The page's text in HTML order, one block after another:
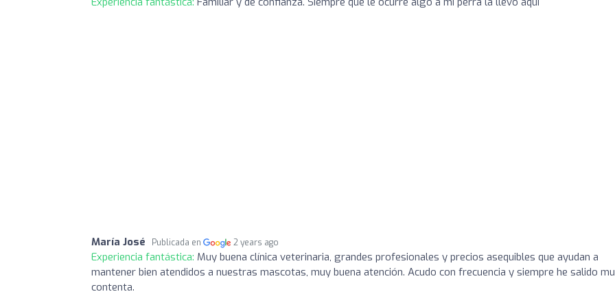
María José Publicada en 2 years ago
Experiencia fantástica: Muy buena clínica veterinaria, grandes profesionales y precios asequibles que ayudan a
mantener bien atendidos a nuestras mascotas, muy buena atención. Acudo con frecuencia y siempre he salido
contenta.